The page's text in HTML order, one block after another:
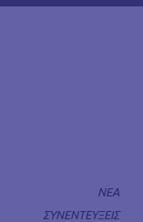
ΝΕΑ
ΣΥΝΕΝΤΕΥΞΕΙΣ